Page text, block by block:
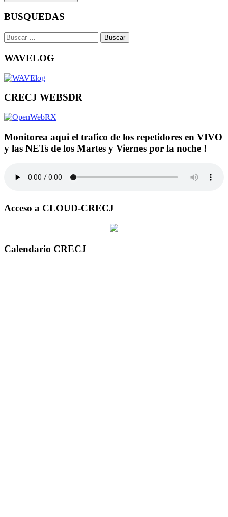
BUSQUEDAS
Buscar:
WAVELOG
CRECJ WEBSDR
Monitorea aqui el trafico de los repetidores en VIVO
y las NETs de los Martes y Viernes por la noche !
Acceso a CLOUD-CRECJ
Calendario CRECJ